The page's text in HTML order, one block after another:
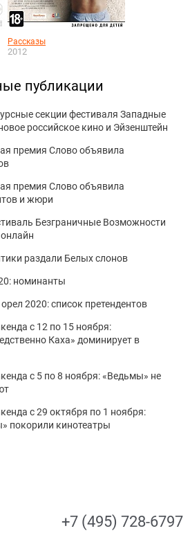
Рассказы
2012
публикации
секции фестиваля Западные
российское кино и Эйзенштейн
премия Слово объявила
премия Слово объявила
и жюри
Безграничные Возможности
раздали Белых слонов
номинанты
2020: список претендентов
с 12 по 15 ноября:
Каха» доминирует в
с 5 по 8 ноября: «Ведьмы» не
с 29 октября по 1 ноября:
покорили кинотеатры
+7 (495) 728-6797